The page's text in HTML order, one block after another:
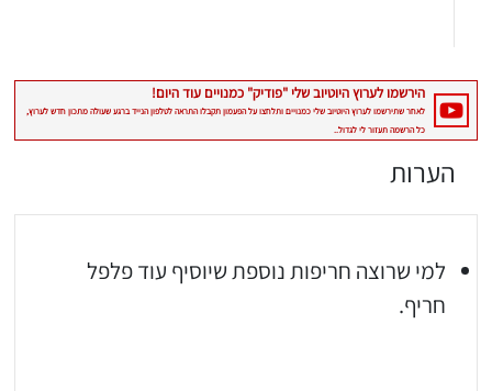
אותי באינסטגרם
הערות
למי שרוצה חריפות נוספת שיוסיף עוד פלפל
חריף.